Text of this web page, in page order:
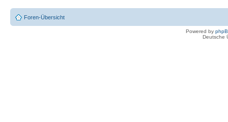
Foren-Übersicht
Powered by
Deutsche